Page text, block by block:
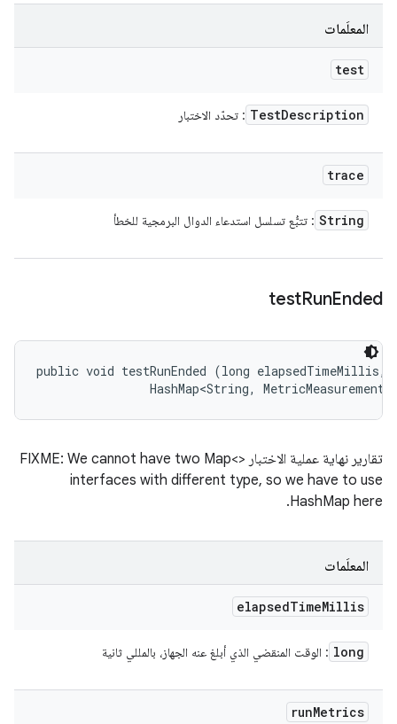
المعلَمات
test
TestDescription : تحدّد الاختبار
trace
String : تتبُّع تسلسل استدعاء الدوال البرمجية للخطأ
testRunEnded
public void testRunEnded (long elapsedTimeMillis,
HashMap<String,
تقارير نهاية عملية الاختبار FIXME: We cannot have two Map<>
interfaces with different type, so we have to use
HashMap here.
المعلَمات
elapsedTimeMillis
long : الوقت المنقضي الذي أبلغ عنه الجهاز، بالمللي ثانية
runMetrics